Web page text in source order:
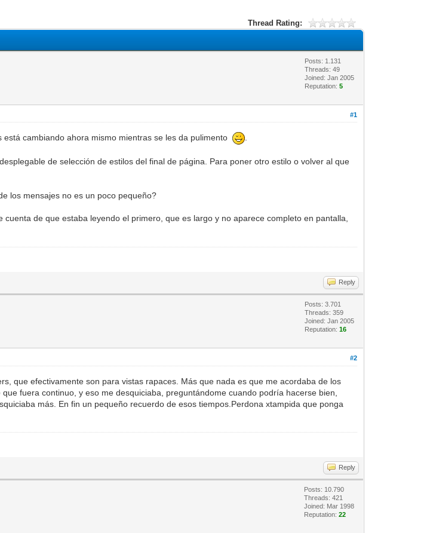
Thread Rating:
Posts: 1.131
Threads: 49
Joined: Jan 2005
Reputation:5
#1
está cambiando ahora mismo mientras se les da pulimento
de selección de estilos del final de página. Para poner otro estilo o volver al que
los mensajes no es un poco pequeño?
de que estaba leyendo el primero, que es largo y no aparece completo en pantalla,
Reply
Posts: 3.701
Threads: 359
Joined: Jan 2005
Reputation:16
#2
que efectivamente son para vistas rapaces. Más que nada es que me acordaba de los
fuera continuo, y eso me desquiciaba, preguntándome cuando podría hacerse bien,
más. En fin un pequeño recuerdo de esos tiempos.Perdona xtampida que ponga
Reply
Posts: 10.790
Threads: 421
Joined: Mar 1998
Reputation:22